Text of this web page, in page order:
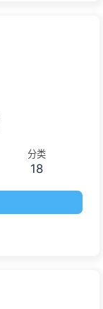
分类
18